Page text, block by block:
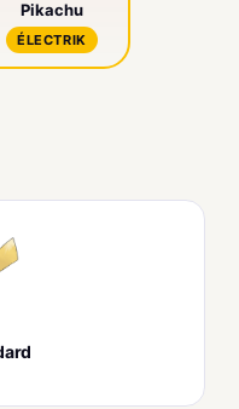
Pikachu
ÉLECTRIK